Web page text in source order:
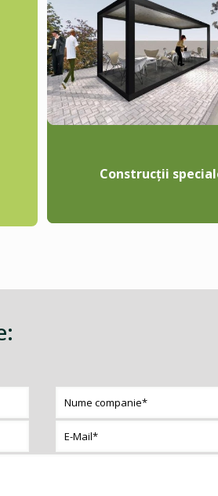
Construcții